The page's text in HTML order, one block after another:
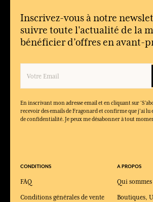
Inscrivez-vous à notre
suivre toute l'actualité de la
bénéficier d’offres en avant-
En inscrivant mon adresse email et en cliquant sur
recevoir des emails de Fragonard et confirme que j'ai lu
de confidentialité. Je peux me désabonner à tout
CONDITIONS
FAQ
Conditions générales de vente
A PROPOS
Qui
Boutiques,